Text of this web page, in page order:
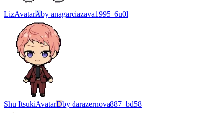
LizAvatarAby anagarciazava1995_6u0l
Shu ItsukiAvatarDby darazernova887_bd58